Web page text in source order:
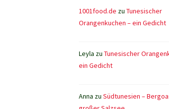
1001food.de zu Tunesischer
Orangenkuchen – ein Gedicht
Leyla zu Tunesischer
ein Gedicht
Anna zu Südtunesien –